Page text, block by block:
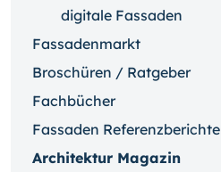
digitale Fassaden
Fassadenmarkt
Broschüren / Ratgeber
Fachbücher
Fassaden Referenzberichte
Architektur Magazin